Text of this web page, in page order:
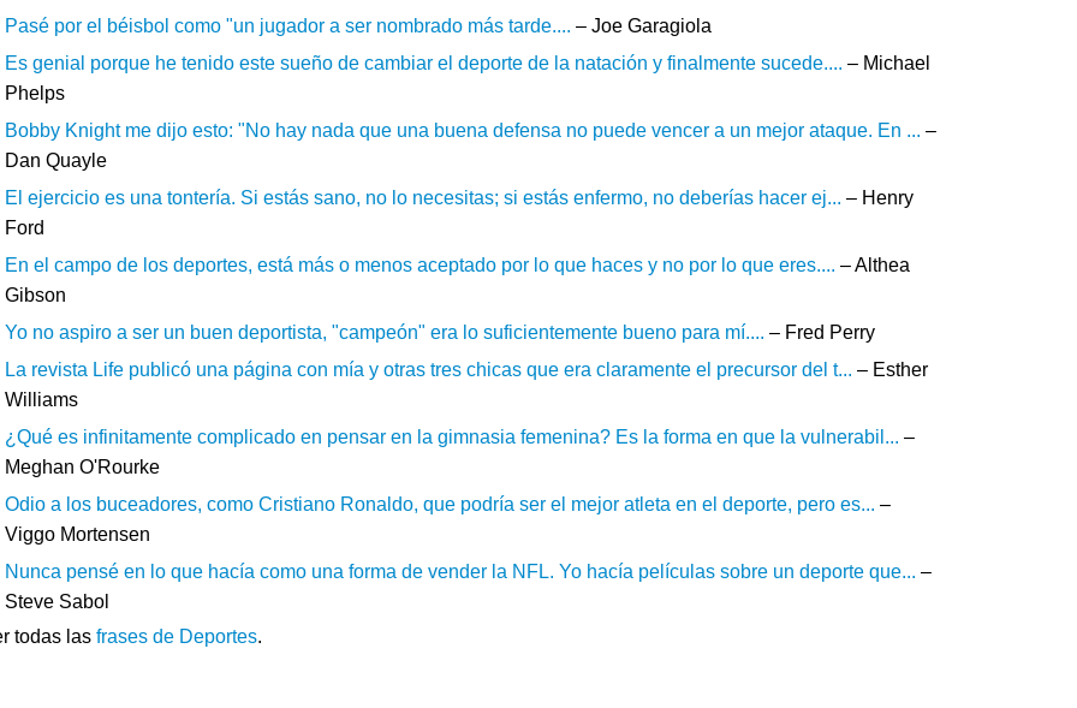
Pasé por el béisbol como "un jugador a ser nombrado más tarde.... – Joe Garagiola
Es genial porque he tenido este sueño de cambiar el deporte de la natación y finalmente sucede.... – Michael
Phelps
Bobby Knight me dijo esto: "No hay nada que una buena defensa no puede vencer a un mejor ataque. En ... –
Dan Quayle
El ejercicio es una tontería. Si estás sano, no lo necesitas; si estás enfermo, no deberías hacer ej... – Henry
Ford
En el campo de los deportes, está más o menos aceptado por lo que haces y no por lo que eres.... – Althea
Gibson
Yo no aspiro a ser un buen deportista, "campeón" era lo suficientemente bueno para mí.... – Fred Perry
La revista Life publicó una página con mía y otras tres chicas que era claramente el precursor del t... – Esther
Williams
¿Qué es infinitamente complicado en pensar en la gimnasia femenina? Es la forma en que la vulnerabil... –
Meghan O'Rourke
Odio a los buceadores, como Cristiano Ronaldo, que podría ser el mejor atleta en el deporte, pero es... –
Viggo Mortensen
Nunca pensé en lo que hacía como una forma de vender la NFL. Yo hacía películas sobre un deporte que... –
Steve Sabol
todas las frases de Deportes.